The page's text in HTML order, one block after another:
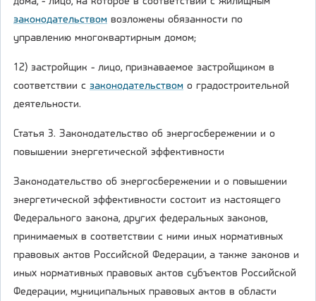
законодательством возложены обязанности по
управлению многоквартирным домом;
12) застройщик - лицо, признаваемое застройщиком в
соответствии с законодательством о градостроительной
деятельности.
Статья 3. Законодательство об энергосбережении и о
повышении энергетической эффективности
Законодательство об энергосбережении и о повышении
энергетической эффективности состоит из настоящего
Федерального закона, других федеральных законов,
принимаемых в соответствии с ними иных нормативных
правовых актов Российской Федерации, а также законов и
иных нормативных правовых актов субъектов Российской
Федерации, муниципальных правовых актов в области